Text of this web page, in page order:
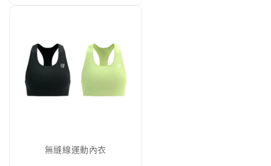
無縫線運動內衣